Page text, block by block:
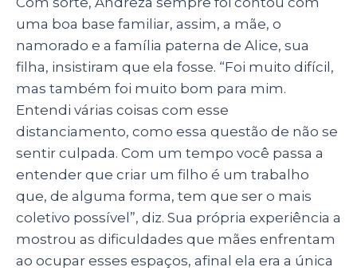
uma boa base familiar, assim, a mãe, o
namorado e a família paterna de Alice, sua
filha, insistiram que ela fosse. “Foi muito difícil,
mas também foi muito bom para mim.
Entendi várias coisas com esse
distanciamento, como essa questão de não se
sentir culpada. Com um tempo você passa a
entender que criar um filho é um trabalho
que, de alguma forma, tem que ser o mais
coletivo possível”, diz. Sua própria experiência a
mostrou as dificuldades que mães enfrentam
ao ocupar esses espaços, afinal ela era a única